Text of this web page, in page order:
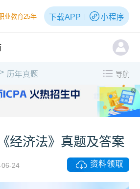
业教育25年 下载APP 小程序
> 历年真题 导航
X
经济法》真题及答案
06-24 资料领取